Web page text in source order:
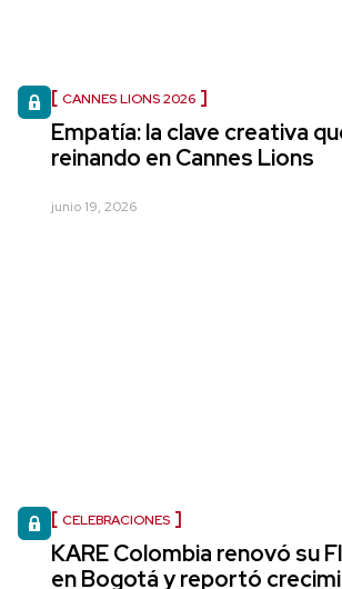
CANNES LIONS 2026
Empatía: la clave creativa
reinando en Cannes Lions
junio 19, 2026
CELEBRACIONES
KARE Colombia renovó su
en Bogotá y reportó